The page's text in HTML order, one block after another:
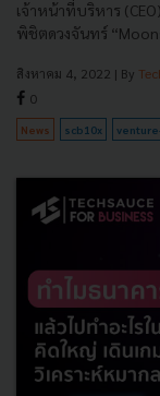
เจ้าหน้าที่บริหาร
พิชิตดวงจันทร์
สิงหาคม 4, 2022 | By
0
News scb10x